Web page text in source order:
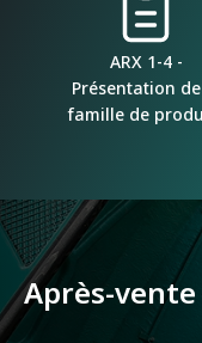
ARX 1-4 -
Présentation
famille de
Après-